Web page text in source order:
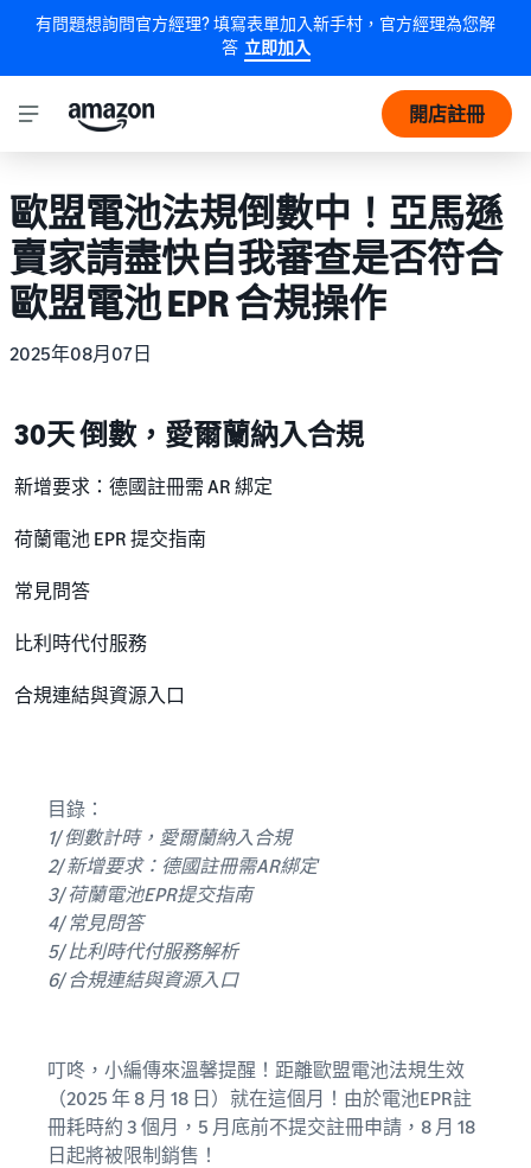
有問題想詢問官方經理? 填寫表單加入新手村，官方經理為您解
答 立即加入
開店註冊
歐盟電池法規倒數中！亞馬遜
賣家請盡快自我審查是否符合
歐盟電池 EPR 合規操作
2025年08月07日
30天 倒數，愛爾蘭納入合規
新增要求：德國註冊需 AR 綁定
荷蘭電池 EPR 提交指南
常見問答
比利時代付服務
合規連結與資源入口
目錄：
1/ 倒數計時，愛爾蘭納入合規
2/ 新增要求：德國註冊需AR綁定
3/ 荷蘭電池EPR提交指南
4/ 常見問答
5/ 比利時代付服務解析
6/ 合規連結與資源入口
叮咚，小編傳來溫馨提醒！距離歐盟電池法規生效
（2025 年 8 月 18 日）就在這個月！由於電池EPR註
冊耗時約 3 個月，5 月底前不提交註冊申請，8 月 18
日起將被限制銷售！